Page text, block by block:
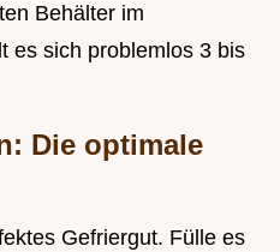
Behälter im
es sich problemlos 3 bis
Die optimale
Gefriergut. Fülle es